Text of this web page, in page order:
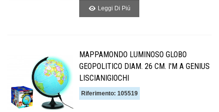
Leggi Di Piú
MAPPAMONDO LUMINOSO GLOBO
GEOPOLITICO DIAM. 26 CM. I'M A GENIUS
LISCIANIGIOCHI
Riferimento: 105519